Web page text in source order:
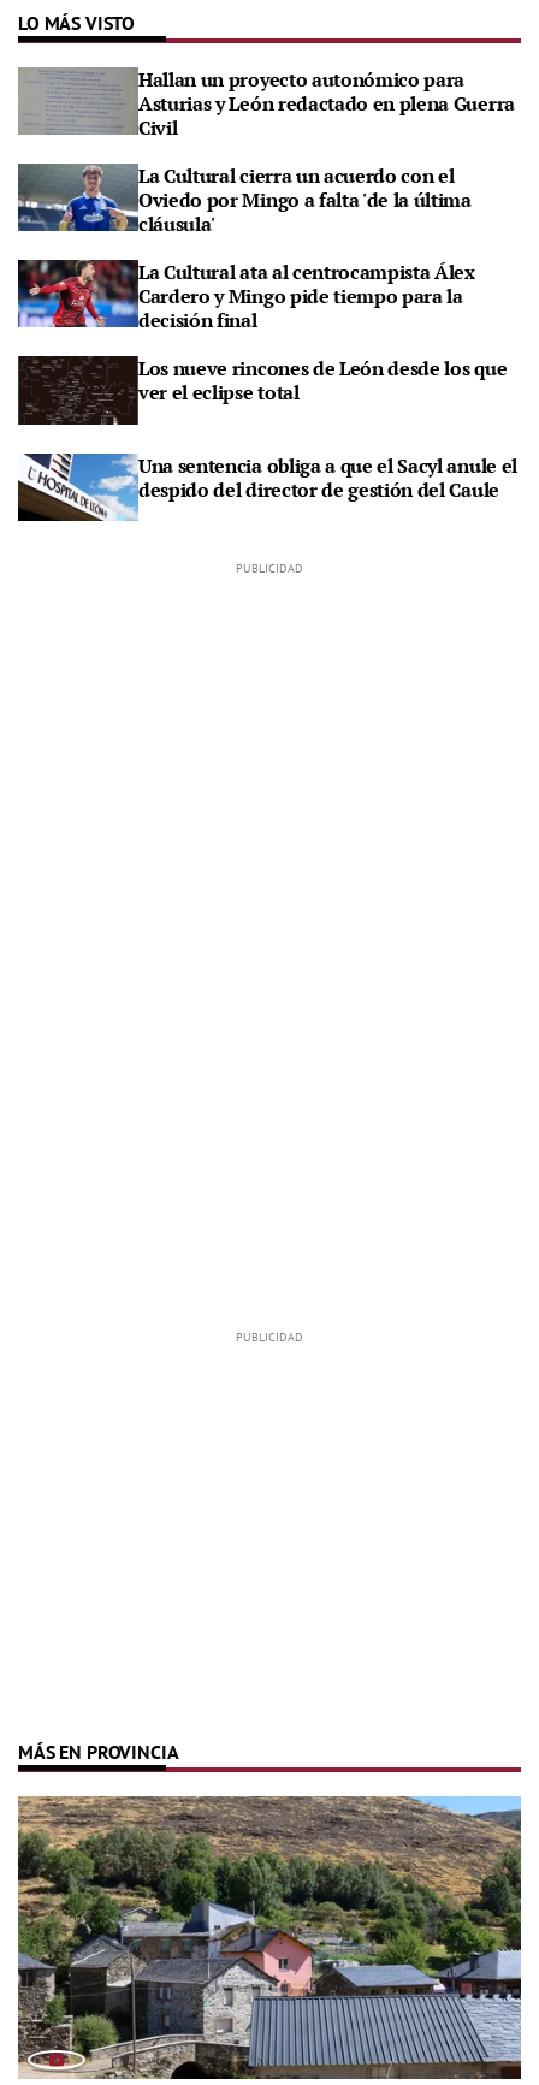
LO MÁS VISTO
Hallan un proyecto autonómico para
Asturias y León redactado en plena Guerra
Civil
La Cultural cierra un acuerdo con el
Oviedo por Mingo a falta 'de la última
cláusula'
La Cultural ata al centrocampista Álex
Cardero y Mingo pide tiempo para la
decisión final
Los nueve rincones de León desde los que
ver el eclipse total
Una sentencia obliga a que el Sacyl anule el
despido del director de gestión del Caule
MÁS EN PROVINCIA